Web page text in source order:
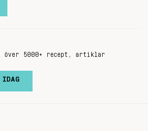
5000+ recept, artiklar
IDAG